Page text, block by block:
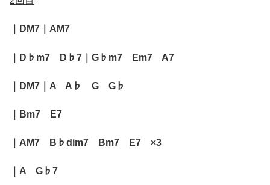
｜DM7｜AM7
｜D♭m7 D♭7｜G♭m7 Em7 A7
｜DM7｜A A♭ G G♭
｜Bm7 E7
｜AM7 B♭dim7 Bm7 E7 ×3
｜A G♭7